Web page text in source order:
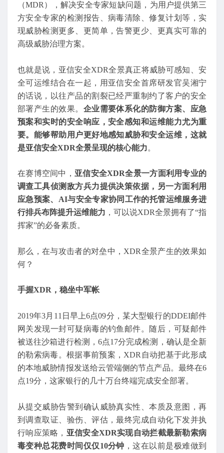
（MDR），解决安全专家短缺问题，为用户提供第三
方安全专家的检测报告、病毒清除、修复计划等，实
现威胁检测更多、更简单，告警更少、更真实可靠的
高级威胁治理方案。
也就是说，亚信安全XDR全景真正将威胁可感知、安
全可运维结合在一起，用亚信安全首席研发官吴湘宁
的话说，以往产品的割裂已经严重制约了客户的安全
部署产生的效果。 企业需要体系化的防御方案、应急
预案和实时的安全响应，安全感知和运维能力尤为重
要。能够帮助用户更好地感知威胁和安全运维，这就
是亚信安全XDR全景呈现的核心能力。
在赛博空间中， 亚信安全XDR全景一方面利用专业的
调查工具侦测敌方兵力提供决策依据，另一方面利用
应急预案、AI与安全专家协同工作的托管运维服务进
行排兵布阵提升运维能力 ，可以说XDR全景拥有了“指
挥家”的必备素质。
那么，在与攻击者的对垒中，XDR全景产生的效果如
何？
手握XDR，稳坐中军帐
2019年3月11日早上6点09分，某大型银行的DDEI邮件
网关发现一封可疑病毒的钓鱼邮件。随后，可疑邮件
被送往沙箱进行检测，6点17分完成检测，确认是全新
的勒索病毒。根据事前预案，XDR自动把基于此形成
的本地威胁情报发送给云管端侧的节点产品。最终在6
点19分，这家银行的几十万台终端完成安全部署。
从提交威胁告警到确认威胁真实性、本质及意图，再
到调查取证、验伤、评估，最终完成自动化下发并执
行响应策略， 亚信安全XDR实现自动拦截最新勒索病
毒变种总花费时间仅仅10分钟 ，这在以前是极难做到